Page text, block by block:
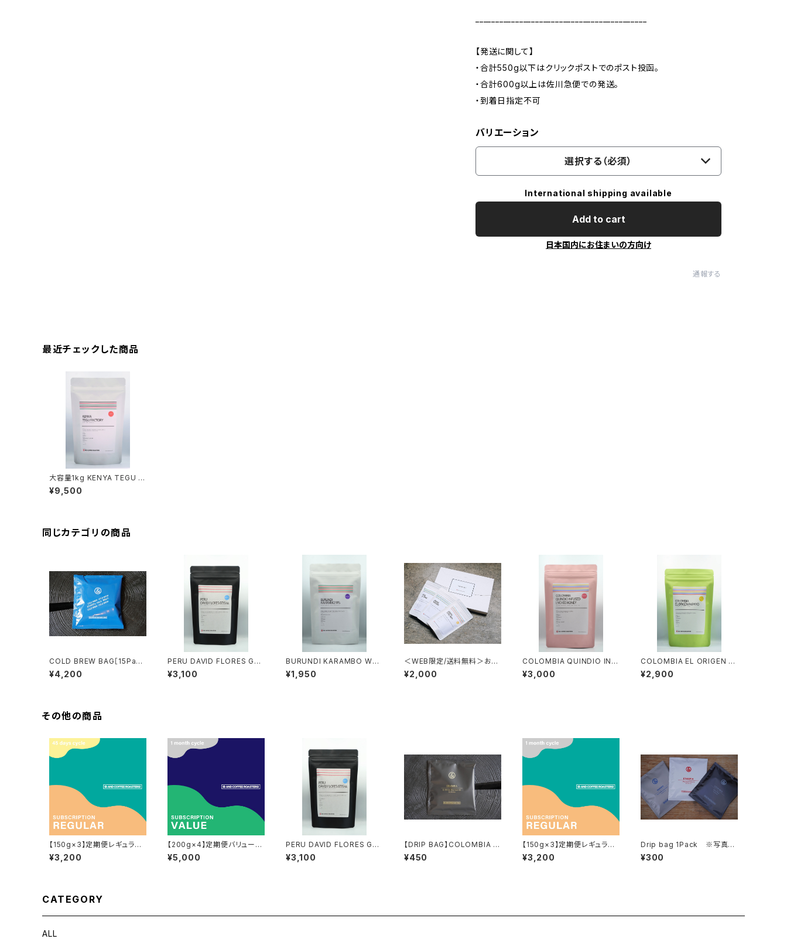
【発送に関して】
・合計550g以下はクリックポストでのポスト投函。
・合計600g以上は佐川急便での発送。
・到着日指定不可
バリエーション
選択する（必須）
International shipping available
Add to cart
日本国内にお住まいの方向け
通報する
最近チェックした商品
大容量1kg KENYA TEGU F
ACTORY (200g×5袋) [LIG
HT ROAST]
¥9,500
同じカテゴリの商品
COLD BREW BAG［15Pac
k］
¥4,200
PERU DAVID FLORES GEI
SHA 100g [LIGHT ROAS
T]
¥3,100
BURUNDI KARAMBO WS
NATURAL150g [LIGHT RO
AST]
¥1,950
＜WEB限定/送料無料＞お試
しセット 50g×3種類
¥2,000
COLOMBIA QUINDIO INF
USED LYCHEE HONEY 10
0g [LIGHT ROAST]
¥3,000
COLOMBIA EL ORIGEN P
APAYO 100g [LIGHT ROA
ST]
¥2,900
その他の商品
【150g×3】定期便レギュラー
コース -45日周期-
¥3,200
【200g×4】定期便バリューコ
ース-1か月周期-
¥5,000
PERU DAVID FLORES GEI
SHA 100g [LIGHT ROAS
T]
¥3,100
【DRIP BAG】COLOMBIA E
L DIVISO BOURBON AJI 1
pack set
¥450
【150g×3】定期便レギュラー
コース -1か月周期-
¥3,200
Drip bag 1Pack ※写真の
ラインナップとは異なる場合
がございます
¥300
CATEGORY
ALL